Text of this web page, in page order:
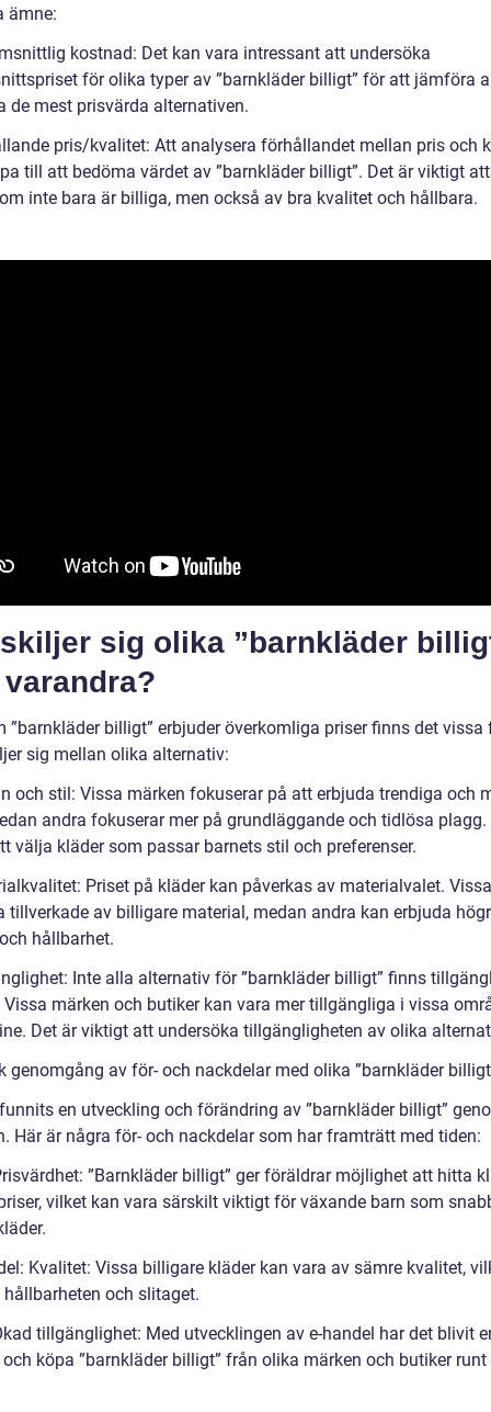
ämne:
kostnad: Det kan vara intressant att undersöka
för olika typer av ”barnkläder billigt” för att jämföra
de mest prisvärda alternativen.
pris/kvalitet: Att analysera förhållandet mellan pris och
till att bedöma värdet av ”barnkläder billigt”. Det är viktigt
inte bara är billiga, men också av bra kvalitet och hållbara.
sig olika ”barnkläder
”barnkläder billigt” erbjuder överkomliga priser finns det vissa
sig mellan olika alternativ:
och stil: Vissa märken fokuserar på att erbjuda trendiga och
andra fokuserar mer på grundläggande och tidlösa plagg.
välja kläder som passar barnets stil och preferenser.
Priset på kläder kan påverkas av materialvalet.
tillverkade av billigare material, medan andra kan erbjuda
hållbarhet.
Inte alla alternativ för ”barnkläder billigt” finns
märken och butiker kan vara mer tillgängliga i vissa
Det är viktigt att undersöka tillgängligheten av olika
genomgång av för- och nackdelar med olika ”barnkläder
en utveckling och förändring av ”barnkläder billigt”
Här är några för- och nackdelar som har framträtt med tiden:
”Barnkläder billigt” ger föräldrar möjlighet att hitta
vilket kan vara särskilt viktigt för växande barn som
Kvalitet: Vissa billigare kläder kan vara av sämre kvalitet,
hållbarheten och slitaget.
tillgänglighet: Med utvecklingen av e-handel har det blivit
köpa ”barnkläder billigt” från olika märken och butiker